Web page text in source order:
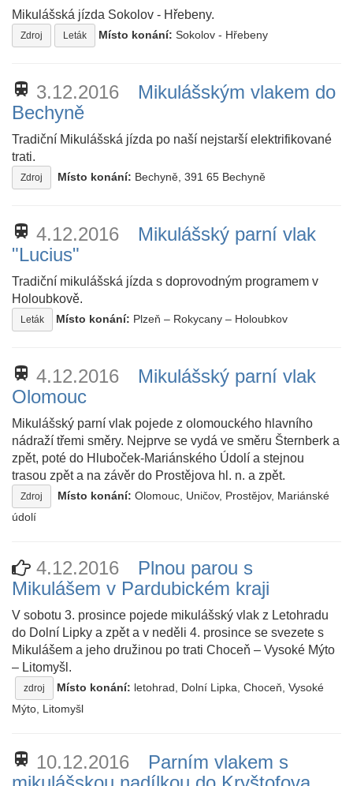
Mikulášská jízda Sokolov - Hřebeny.
Zdroj Leták Místo konání: Sokolov - Hřebeny
train 3.12.2016
Mikulášským vlakem do
Bechyně
Tradiční Mikulášská jízda po naší nejstarší elektrifikované
trati.
Zdroj Místo konání: Bechyně, 391 65 Bechyně
train 4.12.2016
Mikulášský parní vlak
"Lucius"
Tradiční mikulášská jízda s doprovodným programem v
Holoubkově.
Leták Místo konání: Plzeň – Rokycany – Holoubkov
train 4.12.2016
Mikulášský parní vlak
Olomouc
Mikulášský parní vlak pojede z olomouckého hlavního
nádraží třemi směry. Nejprve se vydá ve směru Šternberk a
zpět, poté do Hluboček-Mariánského Údolí a stejnou
trasou zpět a na závěr do Prostějova hl. n. a zpět.
Zdroj Místo konání: Olomouc, Uničov, Prostějov, Mariánské
údolí
4.12.2016
Plnou parou s
Mikulášem v Pardubickém kraji
V sobotu 3. prosince pojede mikulášský vlak z Letohradu
do Dolní Lipky a zpět a v neděli 4. prosince se svezete s
Mikulášem a jeho družinou po trati Choceň – Vysoké Mýto
– Litomyšl.
zdroj Místo konání: letohrad, Dolní Lipka, Choceň, Vysoké
Mýto, Litomyšl
train 10.12.2016
Parním vlakem s